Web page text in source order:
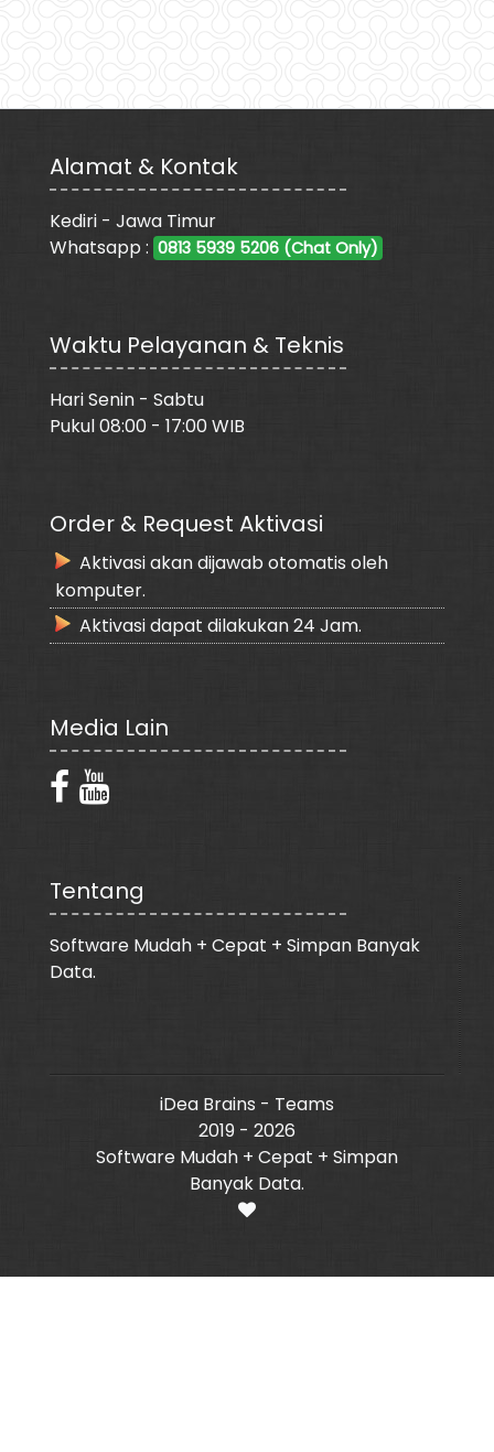
Alamat & Kontak
Kediri - Jawa Timur
Whatsapp : 0813 5939 5206 (Chat Only)
Waktu Pelayanan & Teknis
Hari Senin - Sabtu
Pukul 08:00 - 17:00 WIB
Order & Request Aktivasi
Aktivasi akan dijawab otomatis oleh
komputer.
Aktivasi dapat dilakukan 24 Jam.
Media Lain
Tentang
Software Mudah + Cepat + Simpan Banyak
Data.
iDea Brains - Teams
2019 - 2026
Software Mudah + Cepat + Simpan
Banyak Data.